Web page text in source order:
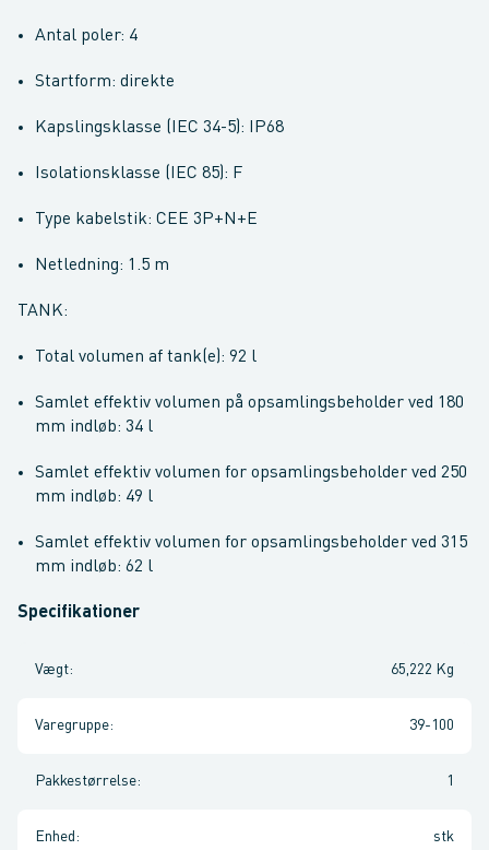
Antal poler: 4
Startform: direkte
Kapslingsklasse (IEC 34-5): IP68
Isolationsklasse (IEC 85): F
Type kabelstik: CEE 3P+N+E
Netledning: 1.5 m
TANK:
Total volumen af tank(e): 92 l
Samlet effektiv volumen på opsamlingsbeholder ved 180
mm indløb: 34 l
Samlet effektiv volumen for opsamlingsbeholder ved 250
mm indløb: 49 l
Samlet effektiv volumen for opsamlingsbeholder ved 315
mm indløb: 62 l
Specifikationer
Vægt: 65,222 Kg
Varegruppe: 39-100
Pakkestørrelse: 1
Enhed : stk